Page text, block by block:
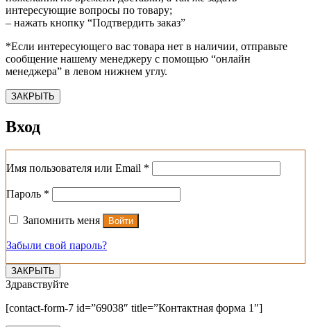
интересующие вопросы по товару;
– нажать кнопку “Подтвердить заказ”
*Если интересующего вас товара нет в наличии, отправьте
сообщение нашему менеджеру с помощью “онлайн
менеджера” в левом нижнем углу.
ЗАКРЫТЬ
Вход
Имя пользователя или Email *
Пароль *
Запомнить меня Войти
Забыли свой пароль?
ЗАКРЫТЬ
Здравствуйте
[contact-form-7 id=”69038″ title=”Контактная форма 1″]